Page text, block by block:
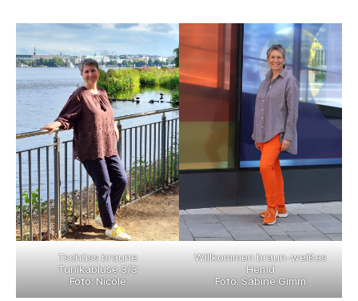
Tschüss braune
Tunikabluse 3/3
Foto: Nicole
Willkommen braun-weißes
Hemd
Foto: Sabine Gimm